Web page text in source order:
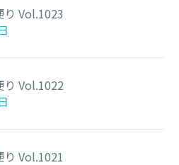
Vol.1023
り Vol.1022
Vol.1021